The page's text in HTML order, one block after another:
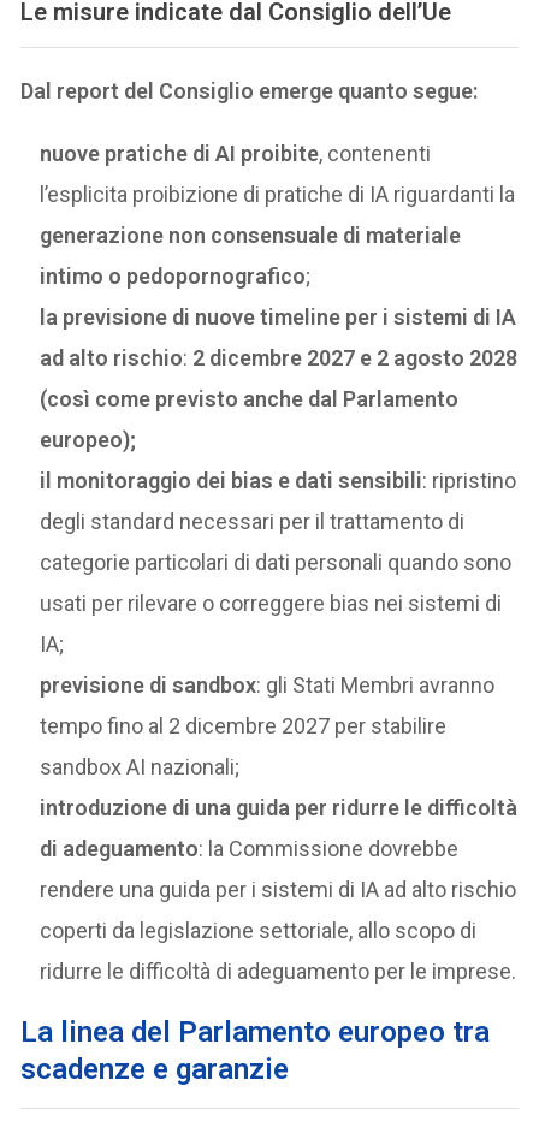
Le misure indicate dal Consiglio dell’Ue
Dal report del Consiglio emerge quanto segue:
nuove pratiche di AI proibite, contenenti
l’esplicita proibizione di pratiche di IA riguardanti la
generazione non consensuale di materiale
intimo o pedopornografico;
la previsione di nuove timeline per i sistemi di IA
ad alto rischio: 2 dicembre 2027 e 2 agosto 2028
(così come previsto anche dal Parlamento
europeo);
il monitoraggio dei bias e dati sensibili: ripristino
degli standard necessari per il trattamento di
categorie particolari di dati personali quando sono
usati per rilevare o correggere bias nei sistemi di
IA;
previsione di sandbox: gli Stati Membri avranno
tempo fino al 2 dicembre 2027 per stabilire
sandbox AI nazionali;
introduzione di una guida per ridurre le difficoltà
di adeguamento: la Commissione dovrebbe
rendere una guida per i sistemi di IA ad alto rischio
coperti da legislazione settoriale, allo scopo di
ridurre le difficoltà di adeguamento per le imprese.
La linea del Parlamento europeo tra
scadenze e garanzie